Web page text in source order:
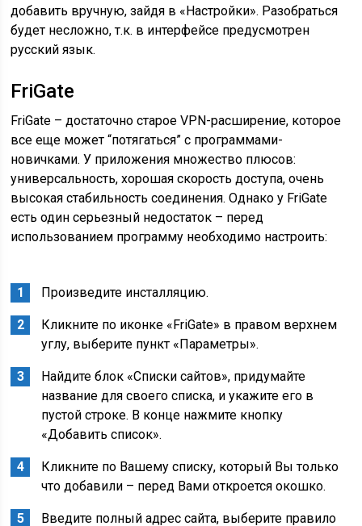
добавить вручную, зайдя в «Настройки». Разобраться
будет несложно, т.к. в интерфейсе предусмотрен
русский язык.
FriGate
FriGate – достаточно старое VPN-расширение, которое
все еще может “потягаться” с программами-
новичками. У приложения множество плюсов:
универсальность, хорошая скорость доступа, очень
высокая стабильность соединения. Однако у FriGate
есть один серьезный недостаток – перед
использованием программу необходимо настроить:
Произведите инсталляцию.
Кликните по иконке «FriGate» в правом верхнем
углу, выберите пункт «Параметры».
Найдите блок «Списки сайтов», придумайте
название для своего списка, и укажите его в
пустой строке. В конце нажмите кнопку
«Добавить список».
Кликните по Вашему списку, который Вы только
что добавили – перед Вами откроется окошко.
Введите полный адрес сайта, выберите правило